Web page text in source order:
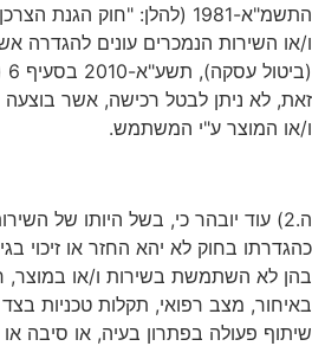
התשמ"א-1981 (להלן: "חוק
ו/או השירות הנמכרים עונים להגדרה
זאת, לא ניתן לבטל רכישה, אשר
ו/או המוצר ע"י המשתמש.
ה.2) עוד יובהר כי, בשל היותו של
כהגדרתו בחוק לא יהא החזר או זיכוי
בהן לא השתמשת בשירות ו/או במוצר,
באיחור, מצב רפואי, תקלות טכניות
שיתוף פעולה בפתרון בעיה, או סיבה